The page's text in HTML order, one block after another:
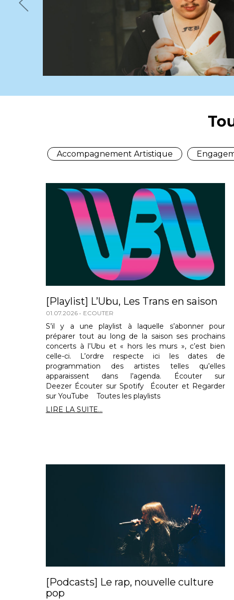
Previous
Accompagnement Artistique
[Playlist] L’Ubu, Les Trans en saison
01.07.2026 ECOUTER
S’il y a une playlist à laquelle s’abonner pour
préparer tout au long de la saison ses prochains
concerts à l’Ubu et « hors les murs », c’est bien
celle-ci. L’ordre respecte ici les dates de
programmation des artistes telles qu’elles
apparaissent dans l’agenda. Écouter sur
Deezer Écouter sur Spotify Écouter et Regarder
sur YouTube Toutes les playlists
LIRE LA SUITE...
[Podcasts] Le rap, nouvelle culture
pop